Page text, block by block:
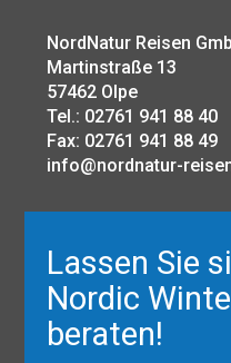
NordNatur Reisen
Martinstraße 13
57462 Olpe
Tel.: 02761 941 88 40
Fax: 02761 941 88 49
info@nordnatur-
Lassen Sie
Nordic
beraten!